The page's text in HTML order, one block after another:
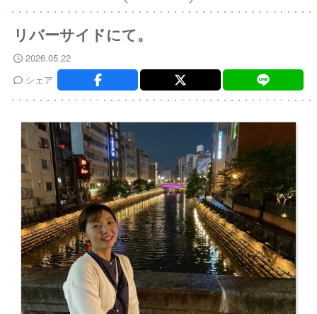
リバーサイドにて。
2026.05.22
シェア